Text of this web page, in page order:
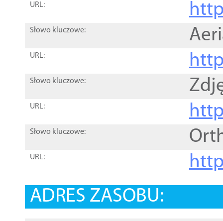
URL:
Słowo kluczowe:
URL:
Słowo kluczowe:
URL:
Słowo kluczowe:
URL:
ADRES ZASOBU: